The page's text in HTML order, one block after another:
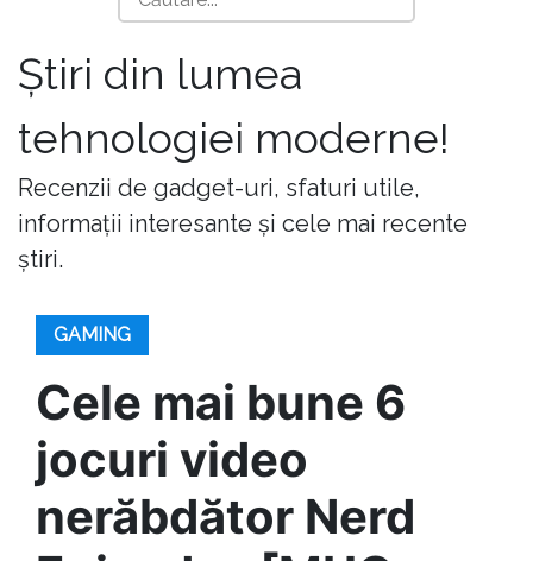
Știri din lumea
tehnologiei moderne!
Recenzii de gadget-uri, sfaturi utile,
informații interesante și cele mai recente
știri.
GAMING
Cele mai bune 6
jocuri video
nerăbdător Nerd